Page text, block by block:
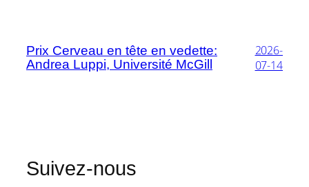
Prix Cerveau en tête en vedette:
Andrea Luppi, Université McGill
2026-
07-14
Suivez-nous